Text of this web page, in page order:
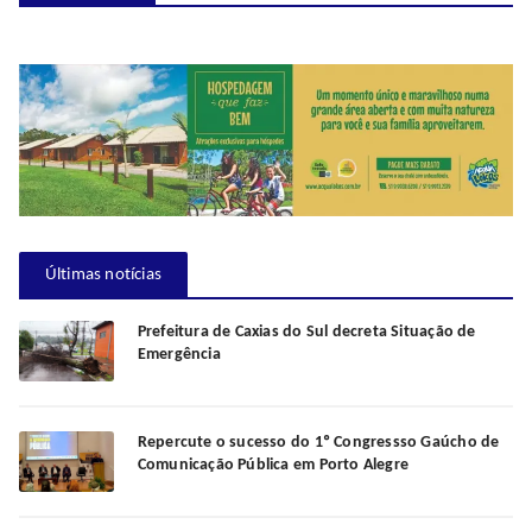
Últimas notícias
Prefeitura de Caxias do Sul decreta Situação de
Emergência
Repercute o sucesso do 1º Congressso Gaúcho de
Comunicação Pública em Porto Alegre